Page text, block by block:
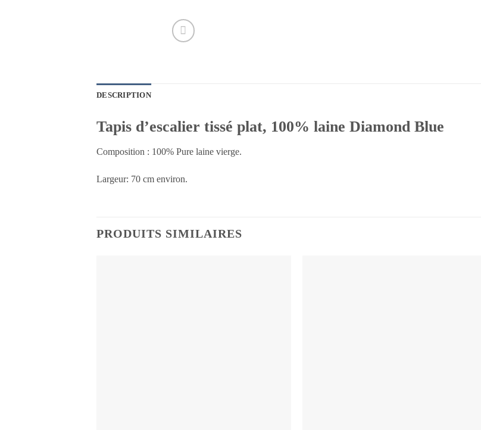
DESCRIPTION
Tapis d’escalier tissé plat, 100% laine Diamond Blue
Composition : 100% Pure laine vierge.
Largeur: 70 cm environ.
PRODUITS SIMILAIRES